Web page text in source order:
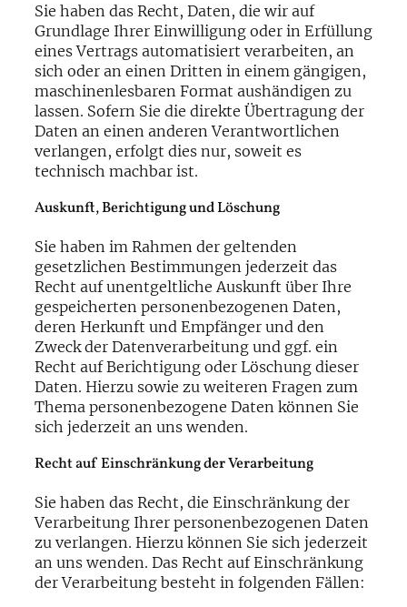
Sie haben das Recht, Daten, die wir auf
Grundlage Ihrer Einwilligung oder in Erfüllung
eines Vertrags automatisiert verarbeiten, an
sich oder an einen Dritten in einem gängigen,
maschinenlesbaren Format aushändigen zu
lassen. Sofern Sie die direkte Übertragung der
Daten an einen anderen Verantwortlichen
verlangen, erfolgt dies nur, soweit es
technisch machbar ist.
Auskunft, Berichtigung und Löschung
Sie haben im Rahmen der geltenden
gesetzlichen Bestimmungen jederzeit das
Recht auf unentgeltliche Auskunft über Ihre
gespeicherten personenbezogenen Daten,
deren Herkunft und Empfänger und den
Zweck der Datenverarbeitung und ggf. ein
Recht auf Berichtigung oder Löschung dieser
Daten. Hierzu sowie zu weiteren Fragen zum
Thema personenbezogene Daten können Sie
sich jederzeit an uns wenden.
Recht auf Einschränkung der Verarbeitung
Sie haben das Recht, die Einschränkung der
Verarbeitung Ihrer personenbezogenen Daten
zu verlangen. Hierzu können Sie sich jederzeit
an uns wenden. Das Recht auf Einschränkung
der Verarbeitung besteht in folgenden Fällen: